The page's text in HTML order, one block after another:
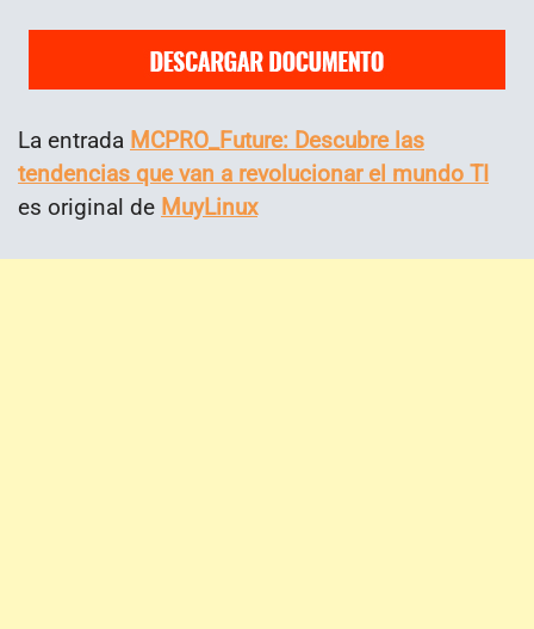
La entrada MCPRO_Future: Descubre las
tendencias que van a revolucionar el mundo TI
es original de MuyLinux